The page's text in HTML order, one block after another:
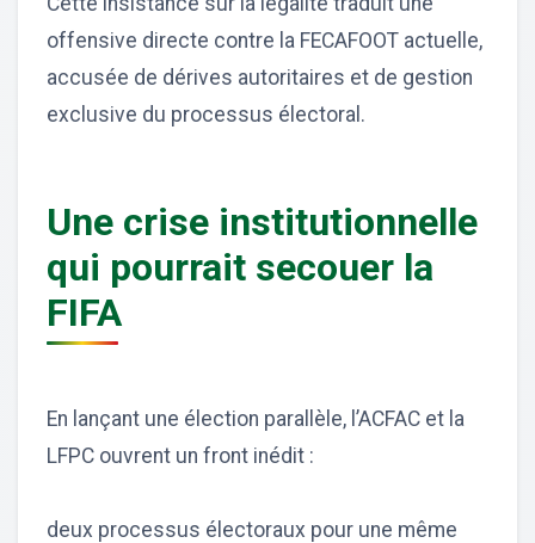
offensive directe contre la FECAFOOT actuelle,
accusée de dérives autoritaires et de gestion
exclusive du processus électoral.
Une crise institutionnelle
qui pourrait secouer la
FIFA
En lançant une élection parallèle, l’ACFAC et la
LFPC ouvrent un front inédit :
deux processus électoraux pour une même